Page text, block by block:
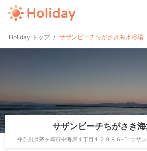
Holiday トップ サザンビーチちがさき海水浴場
サザンビーチちがさき
神奈川県茅ヶ崎市中海岸４丁目１２９８６-５ サザ